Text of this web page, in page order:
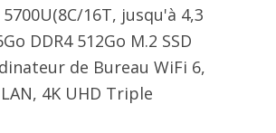
5700U(8C/16T, jusqu'à 4,3
DDR4 512Go M.2 SSD
de Bureau WiFi 6,
4K UHD Triple